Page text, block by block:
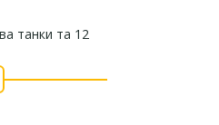
танки та 12